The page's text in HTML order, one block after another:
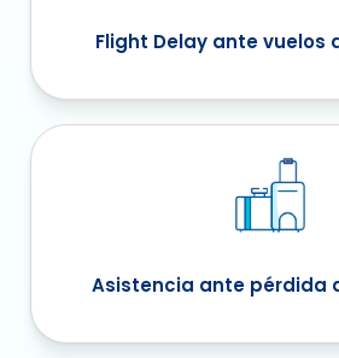
Flight Delay ante vuelos
Asistencia ante pérdida